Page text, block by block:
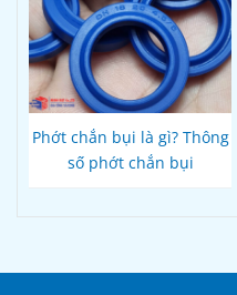
Phớt chắn bụi là gì? Thông
số phớt chắn bụi